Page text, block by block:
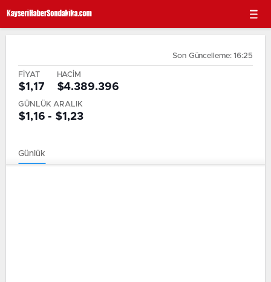
Son Güncelleme: 16:25
FİYAT
$1,17
HACİM
$4.389.396
GÜNLÜK ARALIK
$1,16 - $1,23
Günlük